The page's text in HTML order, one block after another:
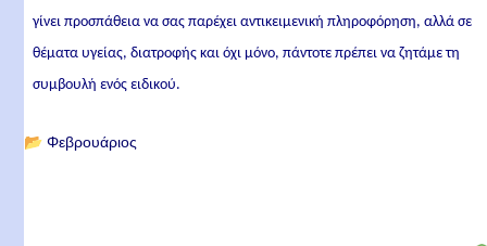
γίνει προσπάθεια να σας παρέχει αντικειμενική πληροφόρηση, αλλά σε
θέματα υγείας, διατροφής και όχι μόνο, πάντοτε πρέπει να ζητάμε τη
συμβουλή ενός ειδικού.
📂 Φεβρουάριος